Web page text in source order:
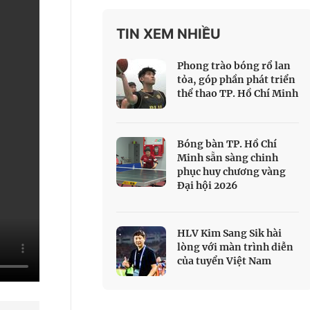
TIN XEM NHIỀU
Phong trào bóng rổ lan
tỏa, góp phần phát triển
thể thao TP. Hồ Chí Minh
Bóng bàn TP. Hồ Chí
Minh sẵn sàng chinh
phục huy chương vàng
Đại hội 2026
HLV Kim Sang Sik hài
lòng với màn trình diễn
của tuyển Việt Nam